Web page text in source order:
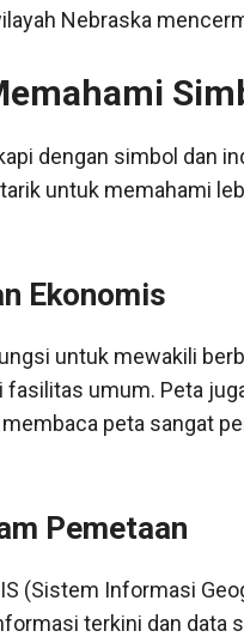
Nebraska
dengan simbol dan
untuk memahami
Ekonomis
untuk mewakili
fasilitas umum. Peta
peta sangat
Pemetaan
(Sistem Informasi
terkini dan data